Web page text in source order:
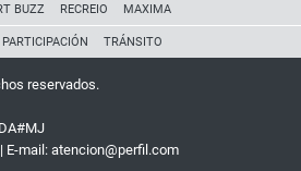
BUZZ RECREIO MAXIMA
TRÁNSITO
reservados.
E-mail: atencion@perfil.com